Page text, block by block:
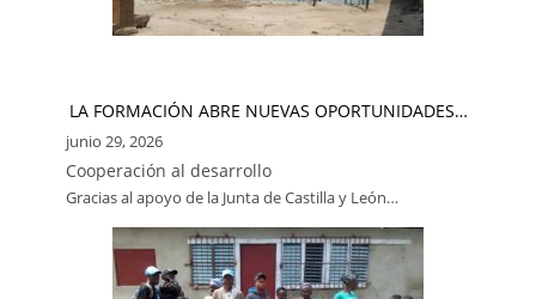
LA FORMACIÓN ABRE NUEVAS OPORTUNIDADES…
junio 29, 2026
Cooperación al desarrollo
Gracias al apoyo de la Junta de Castilla y León…